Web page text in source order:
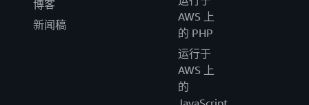
博客
新闻稿
AWS 上
的 PHP
运行于
AWS 上
的